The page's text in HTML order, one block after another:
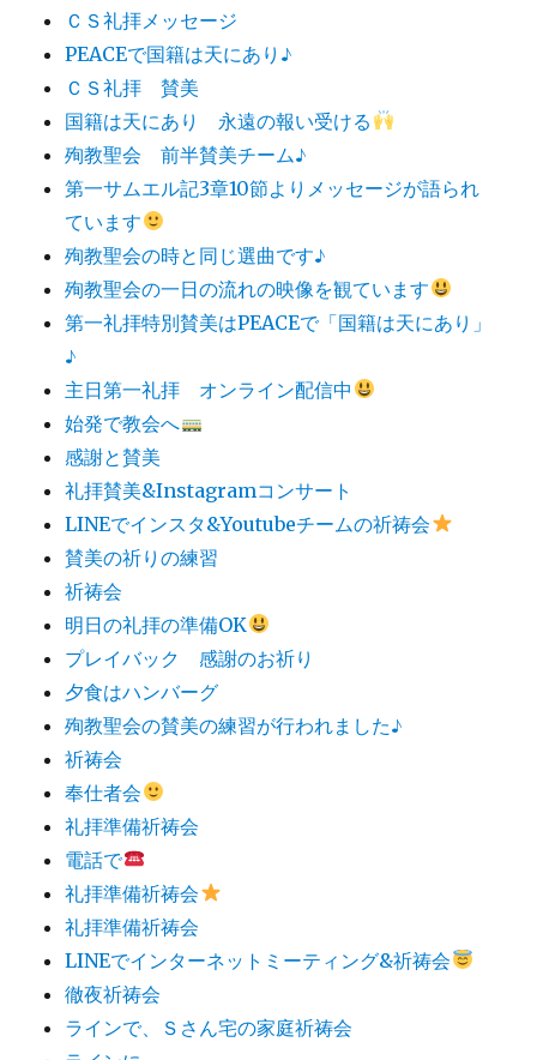
ＣＳ礼拝メッセージ
PEACEで国籍は天にあり♪
ＣＳ礼拝 賛美
国籍は天にあり 永遠の報い受ける
殉教聖会 前半賛美チーム♪
第一サムエル記3章10節よりメッセージが語られ
ています
殉教聖会の時と同じ選曲です♪
殉教聖会の一日の流れの映像を観ています
第一礼拝特別賛美はPEACEで「国籍は天にあり」
♪
主日第一礼拝 オンライン配信中
始発で教会へ
感謝と賛美
礼拝賛美&Instagramコンサート
LINEでインスタ&Youtubeチームの祈祷会
賛美の祈りの練習
祈祷会
明日の礼拝の準備OK
プレイバック 感謝のお祈り
夕食はハンバーグ
殉教聖会の賛美の練習が行われました♪
祈祷会
奉仕者会
礼拝準備祈祷会
電話で
礼拝準備祈祷会
礼拝準備祈祷会
LINEでインターネットミーティング&祈祷会
徹夜祈祷会
ラインで、Ｓさん宅の家庭祈祷会